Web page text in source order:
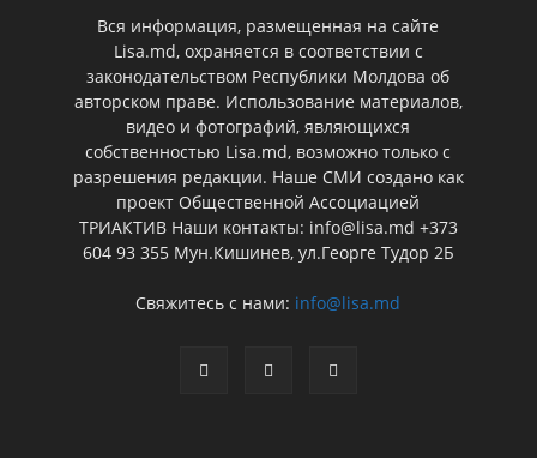
Вся информация, размещенная на сайте
Lisa.md, охраняется в соответствии с
законодательством Республики Молдова об
авторском праве. Использование материалов,
видео и фотографий, являющихся
собственностью Lisa.md, возможно только с
разрешения редакции. Наше СМИ создано как
проект Общественной Ассоциацией
ТРИАКТИВ Наши контакты: info@lisa.md +373
604 93 355 Мун.Кишинев, ул.Георге Тудор 2Б
Свяжитесь с нами: info@lisa.md